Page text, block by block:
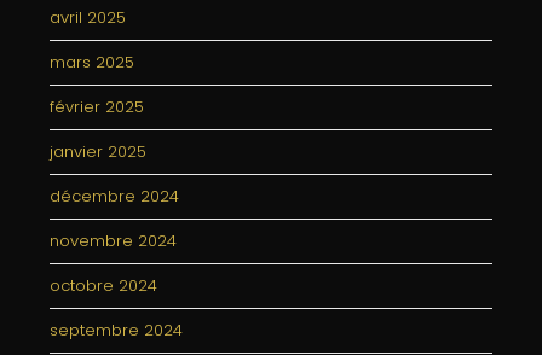
avril 2025
mars 2025
février 2025
janvier 2025
décembre 2024
novembre 2024
octobre 2024
septembre 2024